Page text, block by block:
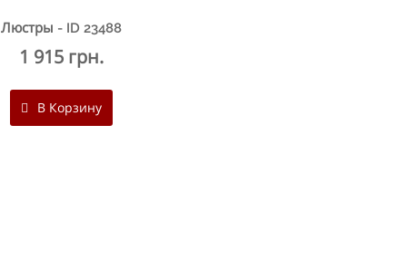
Люстры - ID 23488
1 915 грн.
В Корзину